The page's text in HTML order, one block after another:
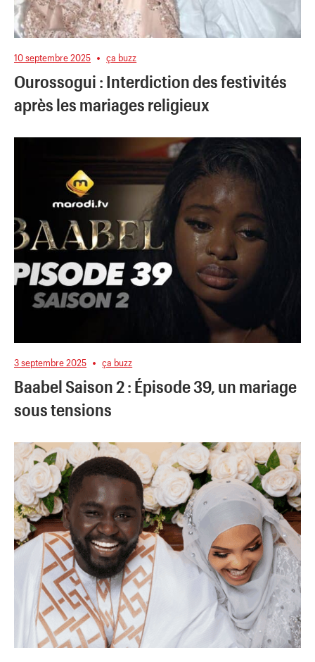
10 septembre 2025 ça buzz
Ourossogui : Interdiction des festivités
après les mariages religieux
3 septembre 2025 ça buzz
Baabel Saison 2 : Épisode 39, un mariage
sous tensions